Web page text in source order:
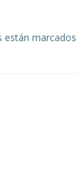
están